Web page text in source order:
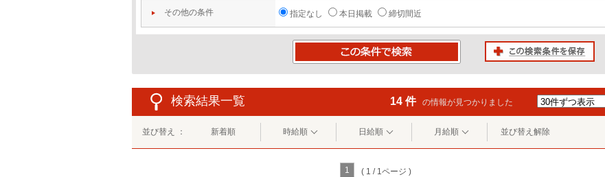
その他の条件 指定なし 本日掲載 締切間近
検索結果一覧 14 件 の情報が見つかりました
並び替え ： 新着順 時給順 日給順 月給順 並び替え解除
1 ( 1 / 1ページ )